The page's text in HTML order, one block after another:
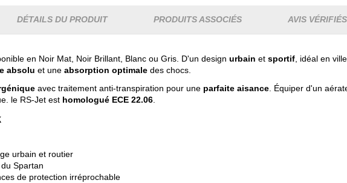
DÉTAILS DU PRODUIT PRODUITS ASSOCIÉS AVIS
en Noir Mat, Noir Brillant, Blanc ou Gris. D'un design urbain et sportif , idéal en
absolu et une absorption optimale des chocs.
avec traitement anti-transpiration pour une parfaite aisance. Équiper d'un
le RS-Jet est homologué ECE 22.06.
urbain et routier
Spartan
de protection irréprochable